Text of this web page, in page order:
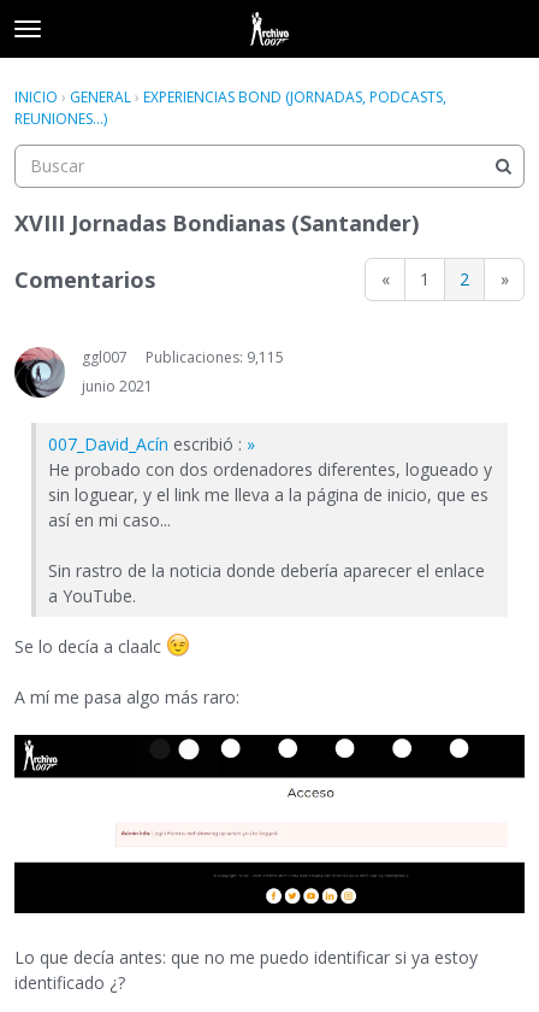
t
o
g
g
l
e
m
e
u
Acceder Registrarse
Categorías
Hilos
Actividad
Acceder Registrarse
INICIO › GENERAL› EXPERIENCIAS BOND (JORNADAS, PODCASTS,
REUNIONES...)
XVIII Jornadas Bondianas (Santander)
« 1 2 »
Comentarios
ggl007
Publicaciones: 9,115
junio 2021
007_David_Acín escribió : »
He probado con dos ordenadores diferentes, logueado y
sin loguear, y el link me lleva a la página de inicio, que es
así en mi caso...
Sin rastro de la noticia donde debería aparecer el enlace
a YouTube.
Se lo decía a claalc
A mí me pasa algo más raro:
Lo que decía antes: que no me puedo identificar si ya estoy
identificado ¿?